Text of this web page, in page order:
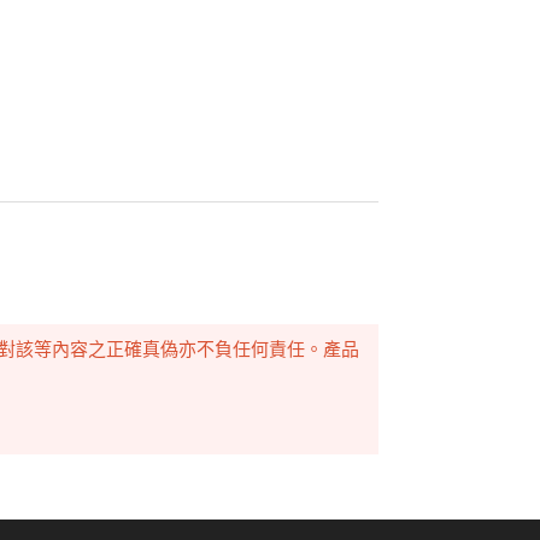
該等內容之正確真偽亦不負任何責任。產品